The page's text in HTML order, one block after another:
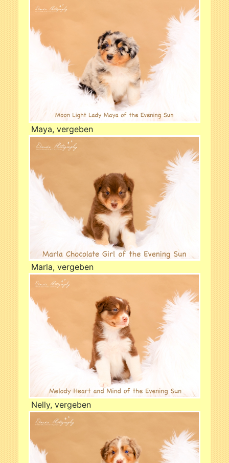
Maya, vergeben
Marla, vergeben
Nelly, vergeben